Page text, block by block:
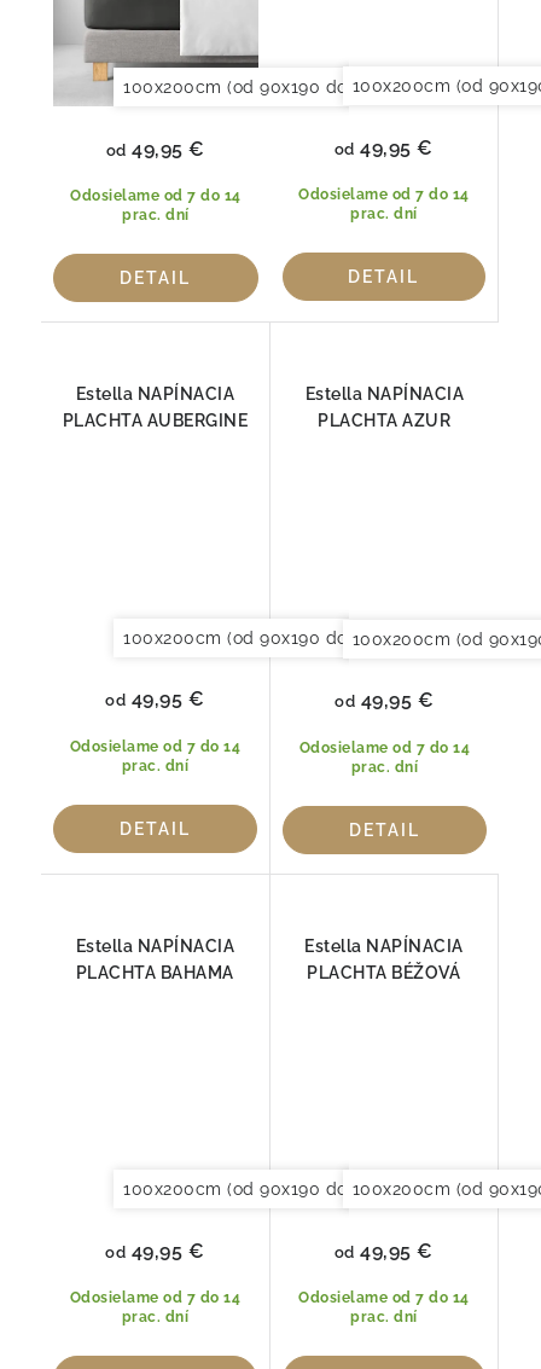
100x200cm (od 90x190 do 120x220cm)
Odosielame od 7 do 14
prac. dní
od 49,95 €
DETAIL
100x200cm (od
Odosielame od 7 do 14
prac. dní
od 49,95 €
DETAIL
Estella NAPÍNACIA
PLACHTA AUBERGINE
100x200cm (od 90x190 do 120x220cm)
Odosielame od 7 do 14
prac. dní
od 49,95 €
DETAIL
Estella NAPÍNACIA
PLACHTA AZUR
100x200cm (od
Odosielame od 7 do 14
prac. dní
od 49,95 €
DETAIL
Estella NAPÍNACIA
PLACHTA BAHAMA
100x200cm (od 90x190 do 120x220cm)
Odosielame od 7 do 14
prac. dní
od 49,95 €
Estella NAPÍNACIA
PLACHTA BÉŽOVÁ
100x200cm (od
Odosielame od 7 do 14
prac. dní
od 49,95 €